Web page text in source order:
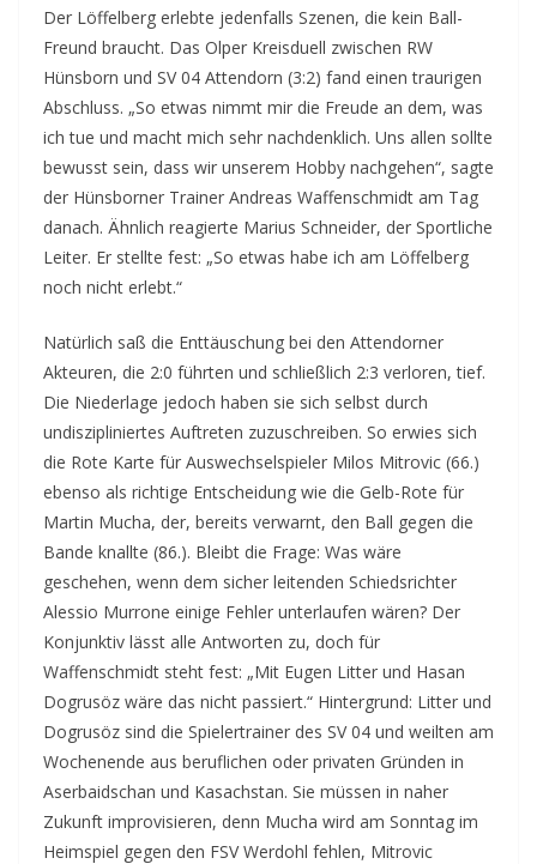
Der Löffelberg erlebte jedenfalls Szenen, die kein Ball-
Freund braucht. Das Olper Kreisduell zwischen RW
Hünsborn und SV 04 Attendorn (3:2) fand einen traurigen
Abschluss. „So etwas nimmt mir die Freude an dem, was
ich tue und macht mich sehr nachdenklich. Uns allen sollte
bewusst sein, dass wir unserem Hobby nachgehen“, sagte
der Hünsborner Trainer Andreas Waffenschmidt am Tag
danach. Ähnlich reagierte Marius Schneider, der Sportliche
Leiter. Er stellte fest: „So etwas habe ich am Löffelberg
noch nicht erlebt.“
Natürlich saß die Enttäuschung bei den Attendorner
Akteuren, die 2:0 führten und schließlich 2:3 verloren, tief.
Die Niederlage jedoch haben sie sich selbst durch
undiszipliniertes Auftreten zuzuschreiben. So erwies sich
die Rote Karte für Auswechselspieler Milos Mitrovic (66.)
ebenso als richtige Entscheidung wie die Gelb-Rote für
Martin Mucha, der, bereits verwarnt, den Ball gegen die
Bande knallte (86.). Bleibt die Frage: Was wäre
geschehen, wenn dem sicher leitenden Schiedsrichter
Alessio Murrone einige Fehler unterlaufen wären? Der
Konjunktiv lässt alle Antworten zu, doch für
Waffenschmidt steht fest: „Mit Eugen Litter und Hasan
Dogrusöz wäre das nicht passiert.“ Hintergrund: Litter und
Dogrusöz sind die Spielertrainer des SV 04 und weilten am
Wochenende aus beruflichen oder privaten Gründen in
Aserbaidschan und Kasachstan. Sie müssen in naher
Zukunft improvisieren, denn Mucha wird am Sonntag im
Heimspiel gegen den FSV Werdohl fehlen, Mitrovic